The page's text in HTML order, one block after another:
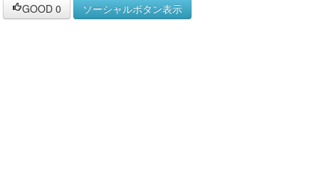
GOOD 0 ソーシャルボタン表示